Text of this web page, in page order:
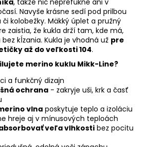
Navyše krásne sedí pod prilbou
či kolobežky. Mäkký úplet a pružný
zaistia, že kukla drží tam, kde má,
kĺzania. Kukla je vhodná už pre
až do veľkosti 104.
merino kuklu Mikk-Line?
a funkčný dizajn
ochrana - zakryje uši, krk a časť
vlna poskytuje teplo a izoláciu
hreje aj v mínusových teploách
veľa vlhkosti bez pocitu